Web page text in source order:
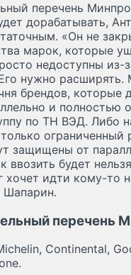
перечень
дорабатывать,
«Он не
марок, которые
недоступны из-
нужно
брендов, которые
и полностью
по ТН ВЭД. Либо
ограниченный
защищены от
ввозить будет
хочет идти кому-то
Шапарин.
перечень
Continental,